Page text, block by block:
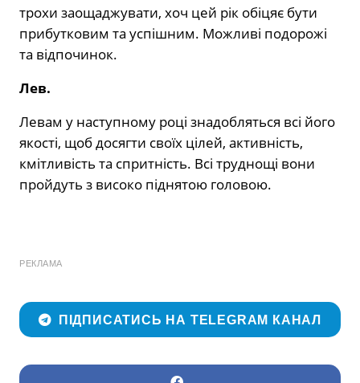
трохи заощаджувати, хоч цей рік обіцяє бути
прибутковим та успішним. Можливі подорожі
та відпочинок.
Лев.
Левам у наступному році знадобляться всі його
якості, щоб досягти своїх цілей, активність,
кмітливість та спритність. Всі труднощі вони
пройдуть з високо піднятою головою.
РЕКЛАМА
ПІДПИСАТИСЬ НА TELEGRAM КАНАЛ